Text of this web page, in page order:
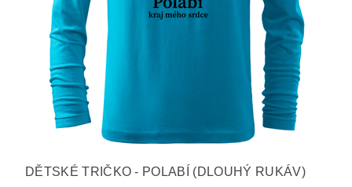
DĚTSKÉ TRIČKO - POLABÍ (DLOUHÝ RUKÁV)